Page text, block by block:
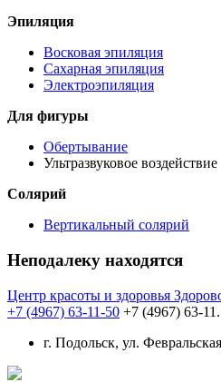
Эпиляция
Восковая эпиляция
Сахарная эпиляция
Электроэпиляция
Для фигуры
Обертывание
Ультразвуковое воздействие
Солярий
Вертикальный солярий
Неподалеку находятся
Центр красоты и здоровья
+7 (4967) 63-11-50 +7 (4967) 63-
г. Подольск, ул.